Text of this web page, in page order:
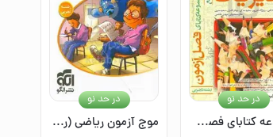
مجموعه کتابای فصل آزمون فیزیک - جامع - رشته تجربی
در حد نو
موج آزمون ریاضی (رشته تجربی)
در حد نو